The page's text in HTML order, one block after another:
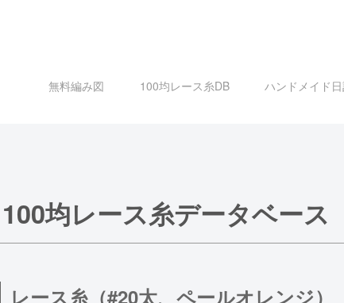
無料編み図 100均レース糸DB ハンドメイド
100均レース糸データベース
レース糸（#20太、ペールオレンジ）